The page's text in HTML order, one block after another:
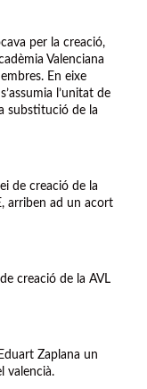
per la creació,
Valenciana
En eixe
l’unitat de
substitució de la
de creació de la
arriben ad un acort
creació de la AVL
Zaplana un
valencià.